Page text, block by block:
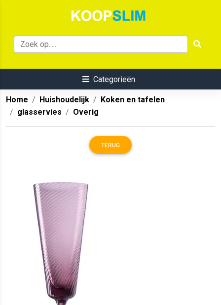
Categorieën
Home Huishoudelijk
Koken en tafelen
glasservies
Overig
TERUG